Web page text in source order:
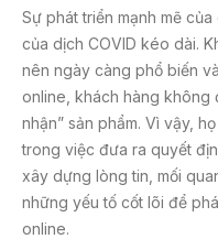
c
e
b
o
o
k
itt
er
ail
Sự phát triển mạnh mẽ
của dịch COVID kéo dài.
nên ngày càng phổ biến
online, khách hàng không
nhận” sản phẩm. Vì vậy,
trong việc đưa ra quyết
xây dựng lòng tin, mối
những yếu tố cốt lõi để
online.